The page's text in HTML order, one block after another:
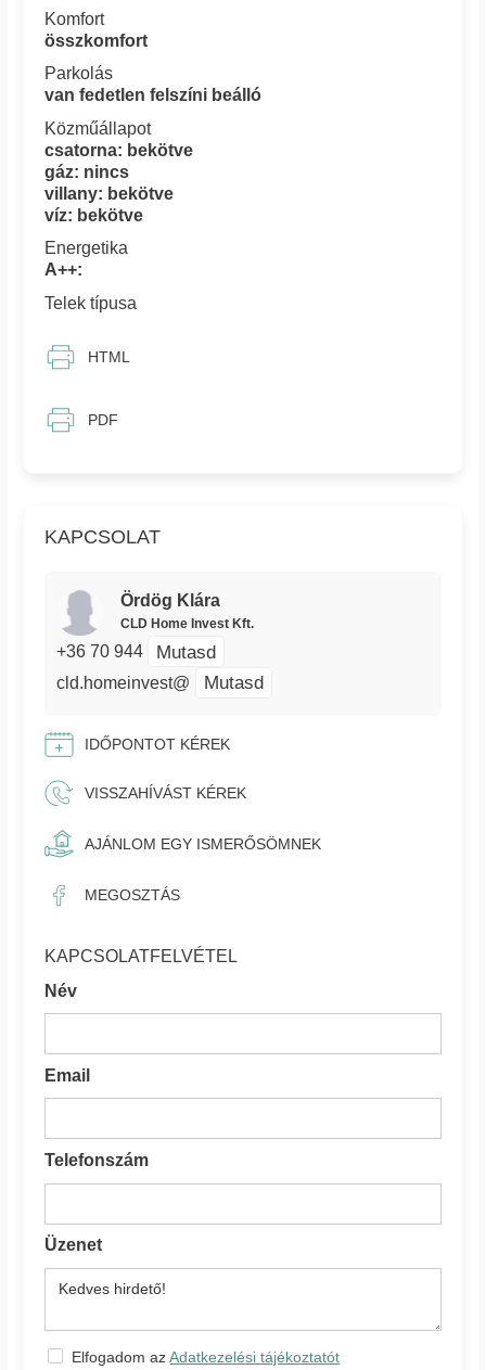
KAPCSOLAT
Ördög Klára
CLD Home Invest Kft.
+36 70 944 Mutasd
cld.homeinvest@ Mutasd
IDŐPONTOT KÉREK
VISSZAHÍVÁST KÉREK
AJÁNLOM EGY ISMERŐSÖMNEK
MEGOSZTÁS
KAPCSOLATFELVÉTEL
Név
Email
Telefonszám
Üzenet
Elfogadom azAdatkezelési tájékoztatót
Komfort
összkomfort
Parkolás
van fedetlen felszíni beálló
Közműállapot
csatorna: bekötve
gáz: nincs
villany: bekötve
víz: bekötve
Energetika
A++:
Telek típusa
HTML
PDF